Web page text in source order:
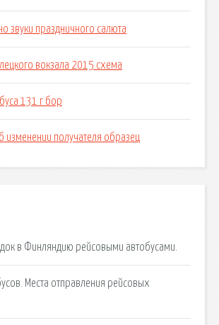
звуки праздничного салюта
вокзала 2015 схема
131 г бор
изменении получателя образец
в Финляндию рейсовыми автобусами.
Места отправления рейсовых